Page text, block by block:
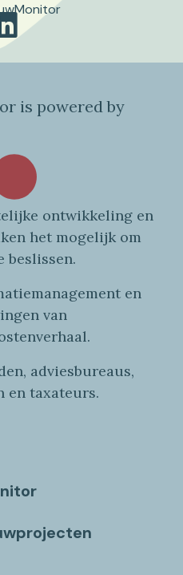
is powered by
ontwikkeling en
het mogelijk om
beslissen.
management en
van
l.
adviesbureaus,
en taxateurs.